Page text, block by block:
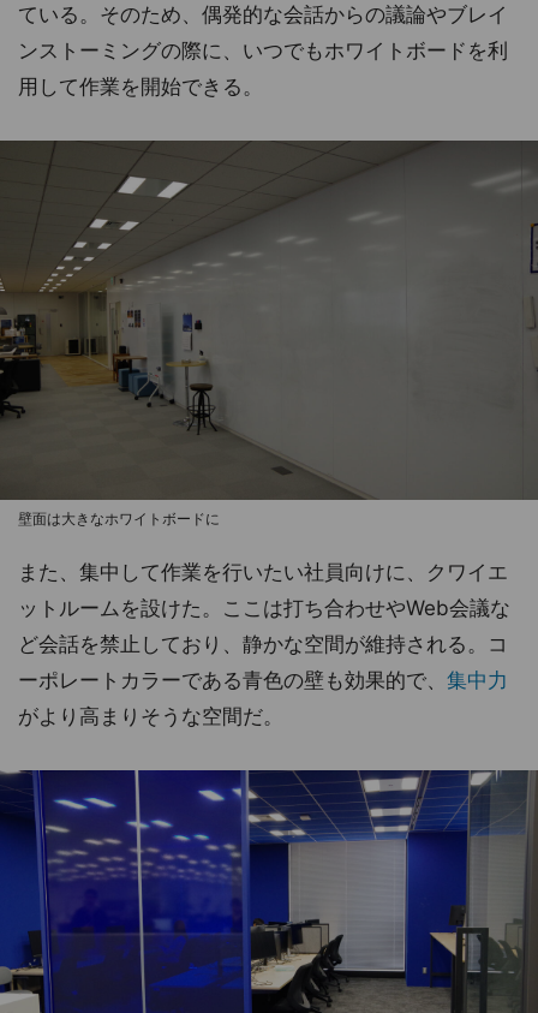
ている。そのため、偶発的な会話からの議論やブレイ
ンストーミングの際に、いつでもホワイトボードを利
用して作業を開始できる。
壁面は大きなホワイトボードに
また、集中して作業を行いたい社員向けに、クワイエ
ットルームを設けた。ここは打ち合わせやWeb会議な
ど会話を禁止しており、静かな空間が維持される。コ
ーポレートカラーである青色の壁も効果的で、 集中力
がより高まりそうな空間だ。